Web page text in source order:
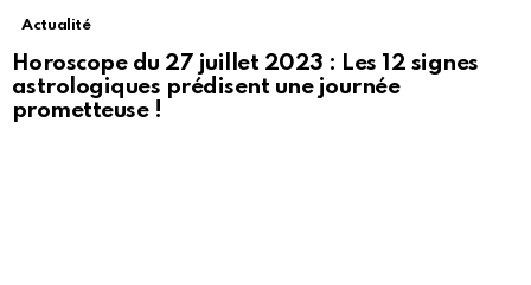
Actualité
Horoscope du 27 juillet 2023 : Les 12 signes
astrologiques prédisent une journée
prometteuse !